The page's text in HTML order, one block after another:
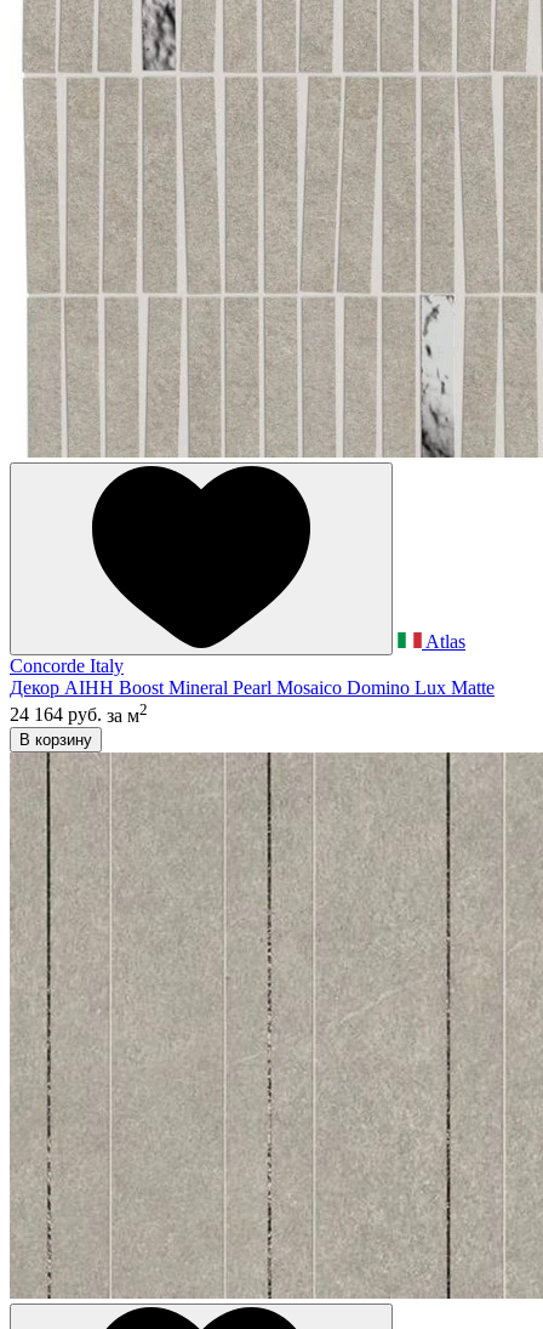
Atlas
Concorde Italy
Декор AIHH Boost Mineral Pearl Mosaico Domino Lux Matte
24 164 руб. за м2
В корзину